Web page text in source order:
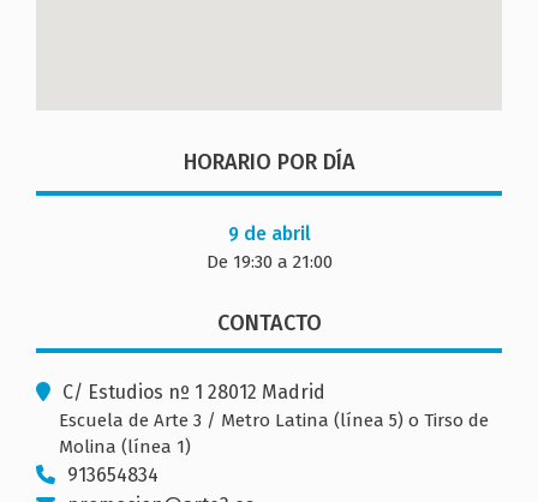
HORARIO POR DÍA
9 de abril
De 19:30 a 21:00
CONTACTO
C/ Estudios nº 1 28012 Madrid
Escuela de Arte 3 / Metro Latina (línea 5) o Tirso de
Molina (línea 1)
913654834